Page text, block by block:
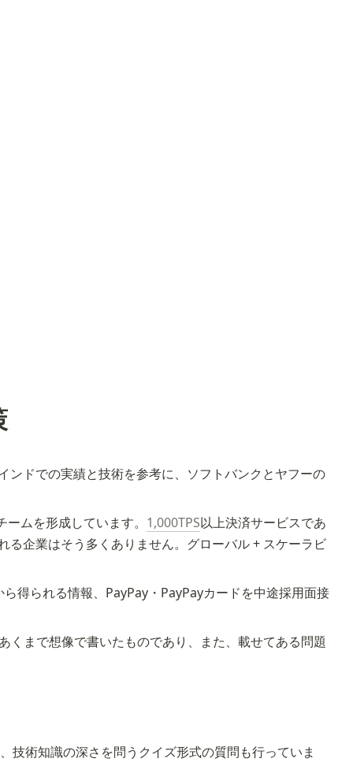
ドでの実績と技術を参考に、ソフトバンクとヤフーの
ムを形成しています。 1,000TPS以上決済サービスであ
企業はそう多くありません。グローバル + スケーラビ
得られる情報、PayPay・PayPayカードを中途採用面接
くまで想像で書いたものであり、また、載せてある問題
技術知識の深さを問うクイズ形式の質問も行っていま